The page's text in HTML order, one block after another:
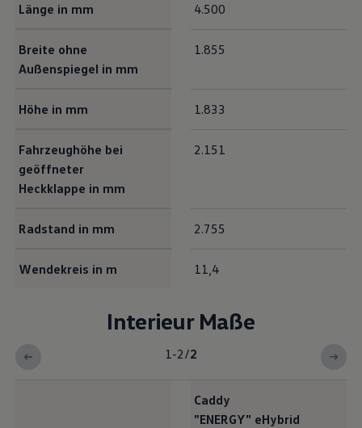
Länge in mm 4.500
Breite ohne
Außenspiegel in mm
1.855
Höhe in mm 1.833
Fahrzeughöhe bei
geöffneter
Heckklappe in mm
2.151
Radstand in mm 2.755
Wendekreis in m 11,4
Interieur Maße
1-2/2
Caddy
"ENERGY" eHybrid